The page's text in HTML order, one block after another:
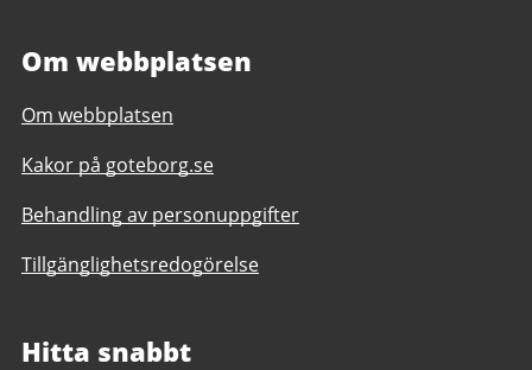
Om webbplatsen
Om webbplatsen
Kakor på goteborg.se
Behandling av personuppgifter
Tillgänglighetsredogörelse
Hitta snabbt